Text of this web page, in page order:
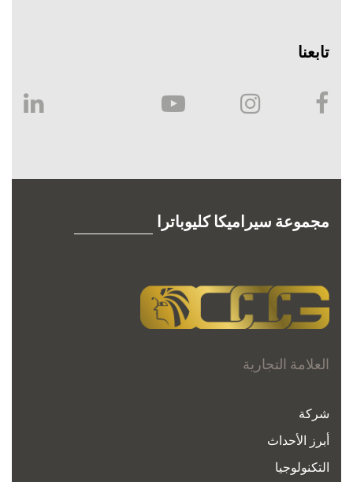
تابعنا
مجموعة سيراميكا كليوباترا
العلامة التجارية
شركة
أبرز الأحداث
التكنولوجيا